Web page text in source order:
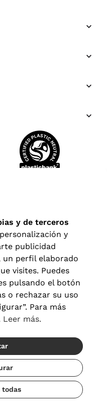
Términos y condiciones
de cookies
Visionlab España
y de terceros
y
publicidad
un perfil elaborado
visites. Puedes
pulsando el botón
o rechazar su uso
Para más
Leer más.
todas